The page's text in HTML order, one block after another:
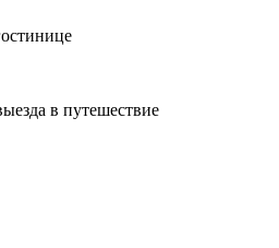
в путешествие